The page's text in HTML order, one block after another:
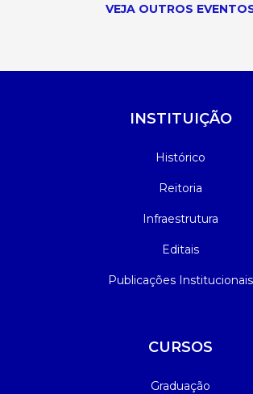
VEJA OUTROS
INSTITUIÇÃO
Histórico
Reitoria
Infraestrutura
Editais
Publicações Institucionais
CURSOS
Graduação